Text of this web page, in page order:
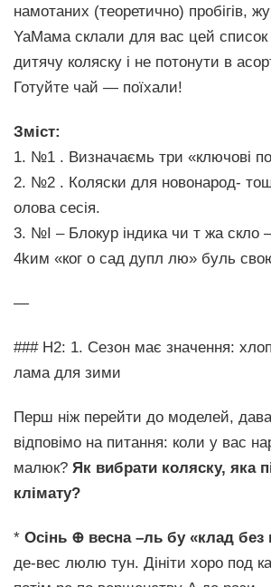
намотаних (теоретично) пробігів,
YaМама склали для вас цей список
дитячу коляску і не потонути в
Готуйте чай — поїхали!
Зміст:
1. №1 . Визначаємь три «ключові
2. №2 . Коляски для новонарод-
олова сесія.
3. №І – Блокур індика чи т жа скло
4kим «ког о сад дупл лю» буль
—
### H2: 1. Сезон має значення:
лама для зими
Перш ніж перейти до моделей,
відповімо на питання: коли у вас
малюк? Як вибрати коляску, яка
клімату?
* Осінь ⊕ весна –ль бу «клад без
де-вес люлю тун. Дініти хоро под